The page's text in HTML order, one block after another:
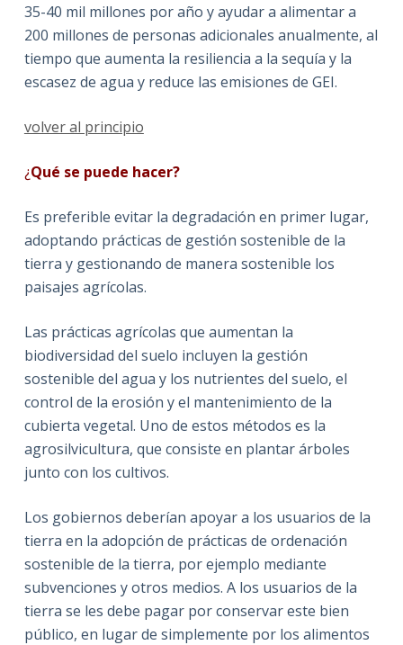
35-40 mil millones por año y ayudar a alimentar a
200 millones de personas adicionales anualmente, al
tiempo que aumenta la resiliencia a la sequía y la
escasez de agua y reduce las emisiones de GEI.
volver al principio
¿Qué se puede hacer?
Es preferible evitar la degradación en primer lugar,
adoptando prácticas de gestión sostenible de la
tierra y gestionando de manera sostenible los
paisajes agrícolas.
Las prácticas agrícolas que aumentan la
biodiversidad del suelo incluyen la gestión
sostenible del agua y los nutrientes del suelo, el
control de la erosión y el mantenimiento de la
cubierta vegetal. Uno de estos métodos es la
agrosilvicultura, que consiste en plantar árboles
junto con los cultivos.
Los gobiernos deberían apoyar a los usuarios de la
tierra en la adopción de prácticas de ordenación
sostenible de la tierra, por ejemplo mediante
subvenciones y otros medios. A los usuarios de la
tierra se les debe pagar por conservar este bien
público, en lugar de simplemente por los alimentos